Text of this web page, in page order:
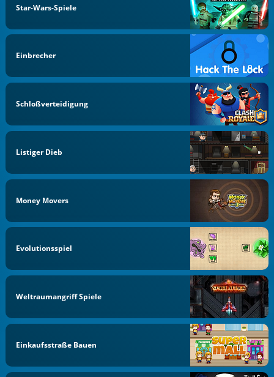
Star-Wars-Spiele
Einbrecher
Schloßverteidigung
Listiger Dieb
Money Movers
Evolutionsspiel
Weltraumangriff Spiele
Einkaufsstraße Bauen